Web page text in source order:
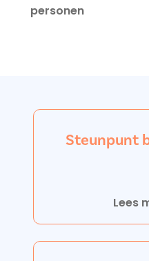
personen
Steunpunt
Lees